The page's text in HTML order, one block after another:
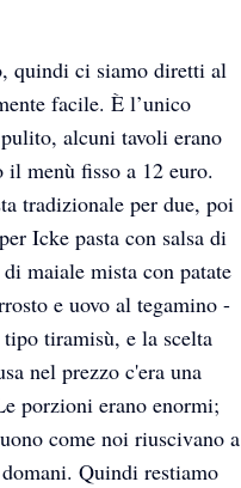
quindi ci siamo diretti al
facile. È l’unico
alcuni tavoli erano
il menù fisso a 12 euro.
tradizionale per due, poi
Icke pasta con salsa di
maiale mista con patate
e uovo al tegamino -
tiramisù, e la scelta
nel prezzo c'era una
porzioni erano enormi;
come noi riuscivano a
Quindi restiamo